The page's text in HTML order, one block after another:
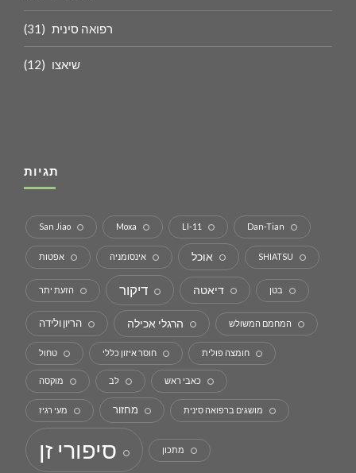
רפואה סינית (31)
שיאצו (12)
תגיות
Dan-Tian
LI-11
Moxa
San Jiao
SHIATSU אוכל אינסומניה אפטות
בטן דיאטה דיקור הזעת יתר
המחמם המשולש הרגלי אכילה הריון ולידה
חומצה פולית חוסר איזון כללי טחול
כאבי ראש לב מוקסה
מושגים ברפואה סינית מחזור מעי רגיז
מתכון סיפורי זן